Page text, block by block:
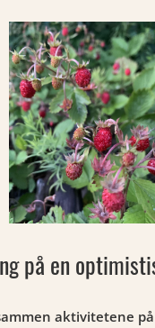
på en
aktivitetene